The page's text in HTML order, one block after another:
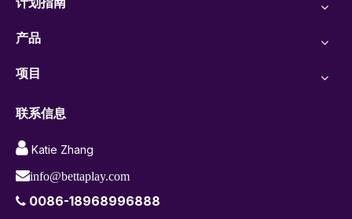
产品
项目
联系信息
 Katie Zhang
info@bettaplay.com
 0086-18968996888